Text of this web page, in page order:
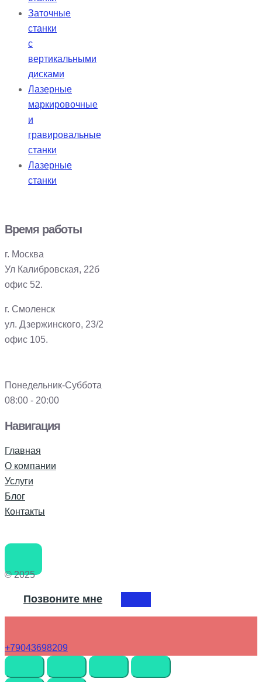
Заточные
станки
с
вертикальными
дисками
Лазерные
маркировочные
и
гравировальные
станки
Лазерные
станки
Время работы
г. Москва
Ул Калибровская, 22б
офис 52.
г. Смоленск
ул. Дзержинского, 23/2
офис 105.
Понедельник-Суббота
08:00 - 20:00
Навигация
Главная
О компании
Услуги
Блог
Контакты
© 2025
Позвоните мне
+79043698209